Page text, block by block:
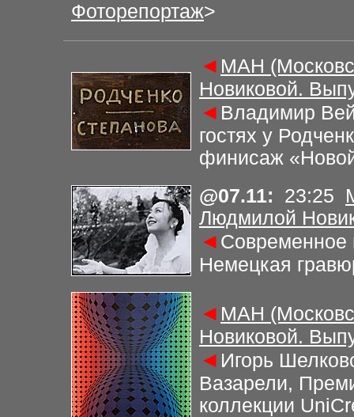
Фоторепортаж>
◄ МАН
Новиковой.
◄ Владимир
гостях у
финисаж
@07.11: 23:25
Людмилой
◄ Современное
Немецкая
◄ МАН
Новиковой.
◄ Игорь
Вазарели,
коллекции